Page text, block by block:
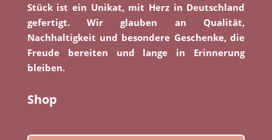
Stück ist ein Unikat, mit Herz in Deutschland
gefertigt. Wir glauben an Qualität,
Nachhaltigkeit und besondere Geschenke, die
Freude bereiten und lange in Erinnerung
bleiben.
Shop